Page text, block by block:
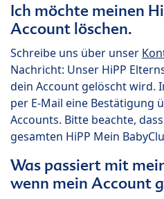
Ich möchte meinen
Account löschen.
Schreibe uns über unser
Nachricht: Unser HiPP
dein Account gelöscht wird.
per E-Mail eine Bestätigung
Accounts. Bitte beachte,
gesamten HiPP Mein
Was passiert mit
wenn mein Account